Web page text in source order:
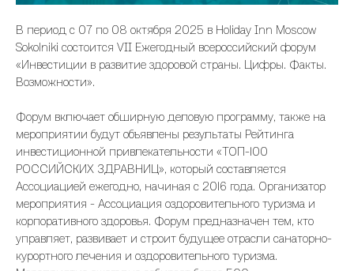
В период с 07 по 08 октября 2025 в Holiday Inn Moscow
Sokolniki состоится VII Ежегодный всероссийский форум
«Инвестиции в развитие здоровой страны. Цифры. Факты.
Возможности».
Форум включает обширную деловую программу, также на
мероприятии будут объявлены результаты Рейтинга
инвестиционной привлекательности «ТОП-100
РОССИЙСКИХ ЗДРАВНИЦ», который составляется
Ассоциацией ежегодно, начиная с 2016 года. Организатор
мероприятия - Ассоциация оздоровительного туризма и
корпоративного здоровья. Форум предназначен тем, кто
управляет, развивает и строит будущее отрасли санаторно-
курортного лечения и оздоровительного туризма.